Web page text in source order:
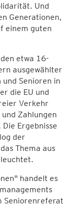
Und
Generationen,
einem guten
etwa 16-
ausgewählter
Senioren in
die EU und
Verkehr
Zahlungen
Ergebnisse
der
Thema aus
handelt es
Seniorenreferat